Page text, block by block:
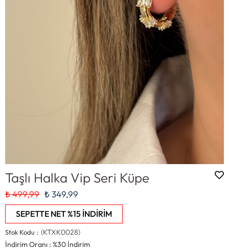
Taşlı Halka Vip Seri Küpe
₺ 499,99 ₺ 349,99
SEPETTE NET %15 İNDİRİM
Stok Kodu
(KTXK0028)
İndirim Oranı : %30 İndirim